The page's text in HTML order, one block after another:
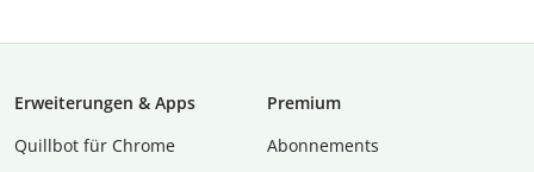
Erweiterungen & Apps
Quillbot für Chrome
Premium
Abon­ne­ments